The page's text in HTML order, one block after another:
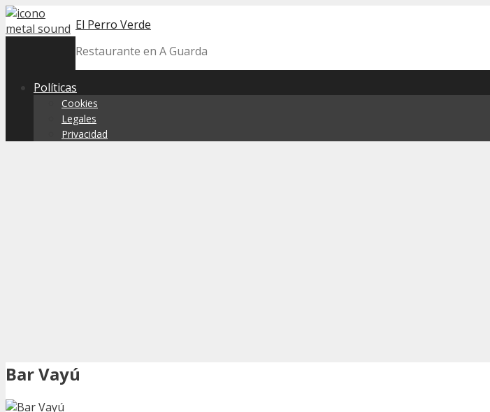
Skip
to
El Perro Verde
Restaurante en A Guarda
Políticas
Cookies
Legales
Privacidad
Bar Vayú